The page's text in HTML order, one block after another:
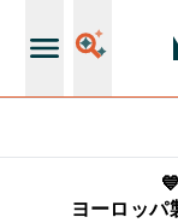
ヨーロッパ